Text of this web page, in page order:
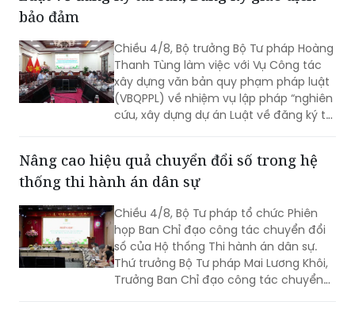
Chiều 4/8, Bộ trưởng Bộ Tư pháp Hoàng
xây dựng văn bản quy phạm pháp luật
(VBQPPL) về nhiệm vụ lập pháp “nghiên
cứu, xây dựng dự án Luật về đăng ký tài
sản” và “rà soát, sửa đổi Luật Đăng ký
giao dịch bảo đảm”. Cùng dự có Thứ
trưởng Đặng Hoàng Oanh.
Nâng cao hiệu quả chuyển đổi số trong hệ
Chiều 4/8, Bộ Tư pháp tổ chức Phiên
họp Ban Chỉ đạo công tác chuyển đổi
số của Hộ thống Thi hành án dân sự.
Thứ trưởng Bộ Tư pháp Mai Lương Khôi,
Trưởng Ban Chỉ đạo công tác chuyển
đổi số của Hệ thống Thi hành án dân sự
(Ban Chỉ đạo).
Đề xuất nghỉ lễ hưởng nguyên lương Ngày